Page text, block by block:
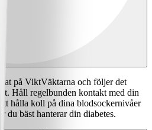
på ViktVäktarna och följer det
Håll regelbunden kontakt med din
hålla koll på dina blodsockernivåer
du bäst hanterar din diabetes.